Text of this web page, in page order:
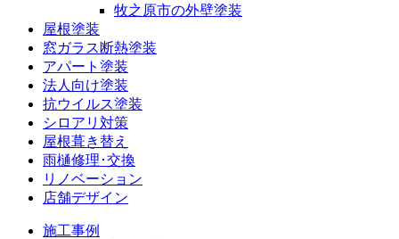
牧之原市の外壁塗装
屋根塗装
窓ガラス断熱塗装
アパート塗装
法人向け塗装
抗ウイルス塗装
シロアリ対策
屋根葺き替え
雨樋修理･交換
リノベーション
店舗デザイン
施工事例